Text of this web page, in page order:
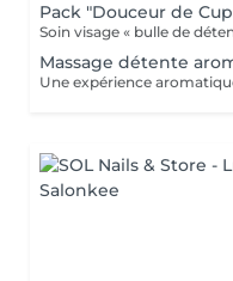
Pack "Douceur de
Massage détente